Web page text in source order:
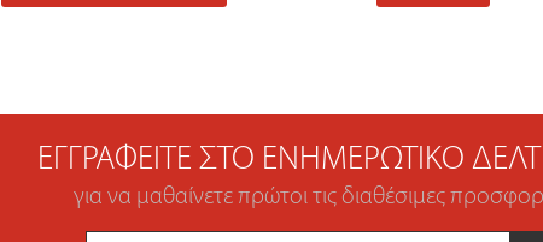
ΕΓΓΡΑΦΕΊΤΕ ΣΤΟ ΕΝΗΜΕΡΩΤΙΚΌ
για να μαθαίνετε πρώτοι τις διαθέσιμες